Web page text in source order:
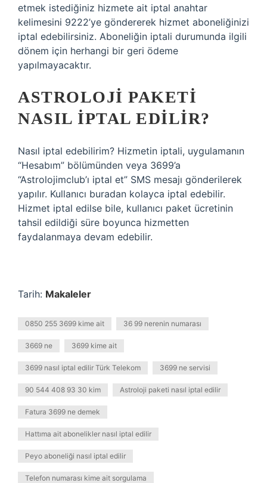
etmek istediğiniz hizmete ait iptal anahtar
kelimesini 9222’ye göndererek hizmet aboneliğinizi
iptal edebilirsiniz. Aboneliğin iptali durumunda ilgili
dönem için herhangi bir geri ödeme
yapılmayacaktır.
ASTROLOJI PAKETI
NASIL IPTAL EDILIR?
Nasıl iptal edebilirim? Hizmetin iptali, uygulamanın
“Hesabım” bölümünden veya 3699’a
“Astrolojimclub’ı iptal et” SMS mesajı gönderilerek
yapılır. Kullanıcı buradan kolayca iptal edebilir.
Hizmet iptal edilse bile, kullanıcı paket ücretinin
tahsil edildiği süre boyunca hizmetten
faydalanmaya devam edebilir.
Tarih: Makaleler
0850 255 3699 kime ait 36 99 nerenin numarası
3669 ne 3699 kime ait
3699 nasıl iptal edilir Türk Telekom 3699 ne servisi
90 544 408 93 30 kim Astroloji paketi nasıl iptal edilir
Fatura 3699 ne demek
Hattıma ait abonelikler nasıl iptal edilir
Peyo aboneliği nasıl iptal edilir
Telefon numarası kime ait sorgulama